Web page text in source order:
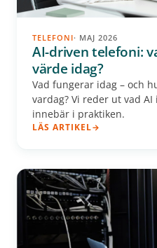
TELEFONI· MAJ 2026
AI-driven telefoni:
värde idag?
Vad fungerar idag – och
vardag? Vi reder ut vad
innebär i praktiken.
LÄS ARTIKEL